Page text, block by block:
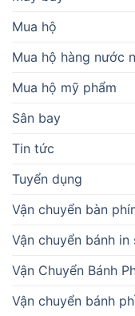
Mua hộ
Mua hộ hàng nước
Mua hộ mỹ phẩm
Sân bay
Tin tức
Tuyển dụng
Vận chuyển bàn
Vận chuyển bánh in
Vận Chuyển Bánh
Vận chuyển bánh